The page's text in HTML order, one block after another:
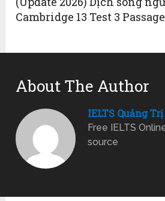
Cambridge 13 Test 3
About The Author
IELTS Quảng Trị
Free IELTS
source